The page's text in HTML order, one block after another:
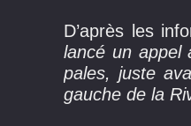
D’après les
lancé un appel
pales, juste
gauche de la